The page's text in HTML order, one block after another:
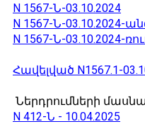
N 1567-Ն-03.10.2024
N 1567-Ն-03.10.2024-
N 1567-Ն-03.10.2024-
Հավելված N1567.1-
Ներդրումների
N 412-Ն - 10.04.2025